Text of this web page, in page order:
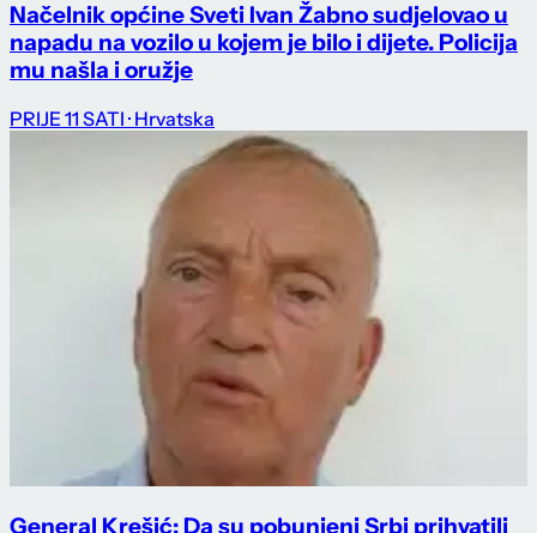
Načelnik općine Sveti Ivan Žabno sudjelovao u
napadu na vozilo u kojem je bilo i dijete. Policija
mu našla i oružje
PRIJE 11 SATI · Hrvatska
General Krešić: Da su pobunjeni Srbi prihvatili